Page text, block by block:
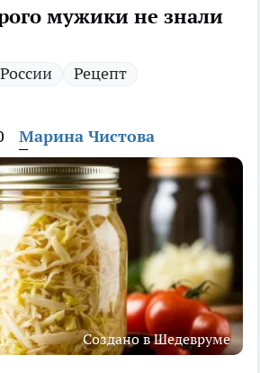
мужики не знали
Рецепт
Марина Чистова
Создано в Шедевруме